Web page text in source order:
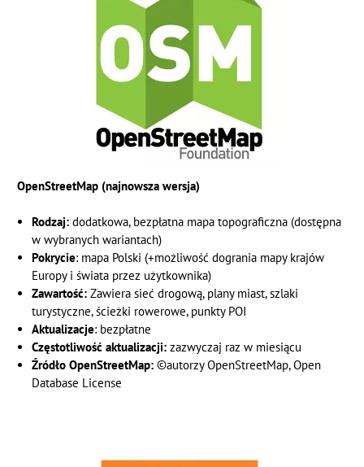
OpenStreetMap (najnowsza wersja)
Rodzaj: dodatkowa, bezpłatna mapa topograficzna (dostępna
w wybranych wariantach)
Pokrycie: mapa Polski (+możliwość dogrania mapy krajów
Europy i świata przez użytkownika)
Zawartość: Zawiera sieć drogową, plany miast, szlaki
turystyczne, ścieżki rowerowe, punkty POI
Aktualizacje: bezpłatne
Częstotliwość aktualizacji: zazwyczaj raz w miesiącu
Źródło OpenStreetMap: ©autorzy OpenStreetMap, Open
Database License